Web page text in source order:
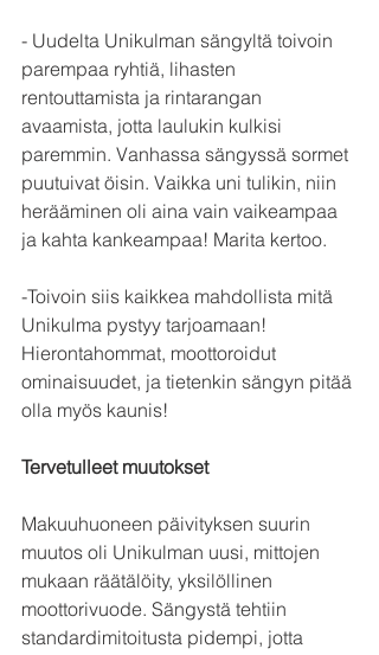
- Uudelta Unikulman sängyltä toivoin
parempaa ryhtiä, lihasten
rentouttamista ja rintarangan
avaamista, jotta laulukin kulkisi
paremmin. Vanhassa sängyssä sormet
puutuivat öisin. Vaikka uni tulikin, niin
herääminen oli aina vain vaikeampaa
ja kahta kankeampaa! Marita kertoo.
-Toivoin siis kaikkea mahdollista mitä
Unikulma pystyy tarjoamaan!
Hierontahommat, moottoroidut
ominaisuudet, ja tietenkin sängyn pitää
olla myös kaunis!
Tervetulleet muutokset
Makuuhuoneen päivityksen suurin
muutos oli Unikulman uusi, mittojen
mukaan räätälöity, yksilöllinen
moottorivuode. Sängystä tehtiin
standardimitoitusta pidempi, jotta